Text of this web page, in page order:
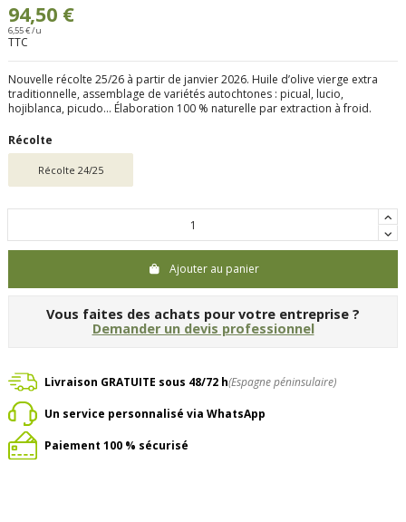
94,50 €
6,55 € /u
TTC
Nouvelle récolte 25/26 à partir de janvier 2026. Huile d’olive vierge extra
traditionnelle, assemblage de variétés autochtones : picual, lucio,
hojiblanca, picudo… Élaboration 100 % naturelle par extraction à froid.
Récolte
Récolte 24/25
Ajouter au panier
Vous faites des achats pour votre entreprise ?
Demander un devis professionnel
Livraison GRATUITE sous 48/72 h(Espagne péninsulaire)
Un service personnalisé via WhatsApp
Paiement 100 % sécurisé